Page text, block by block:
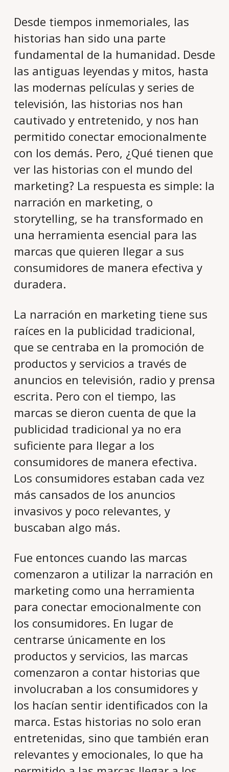
Desde tiempos inmemoriales, las
historias han sido una parte
fundamental de la humanidad. Desde
las antiguas leyendas y mitos, hasta
las modernas películas y series de
televisión, las historias nos han
cautivado y entretenido, y nos han
permitido conectar emocionalmente
con los demás. Pero, ¿Qué tienen que
ver las historias con el mundo del
marketing? La respuesta es simple: la
narración en marketing, o
storytelling, se ha transformado en
una herramienta esencial para las
marcas que quieren llegar a sus
consumidores de manera efectiva y
duradera.
La narración en marketing tiene sus
raíces en la publicidad tradicional,
que se centraba en la promoción de
productos y servicios a través de
anuncios en televisión, radio y prensa
escrita. Pero con el tiempo, las
marcas se dieron cuenta de que la
publicidad tradicional ya no era
suficiente para llegar a los
consumidores de manera efectiva.
Los consumidores estaban cada vez
más cansados de los anuncios
invasivos y poco relevantes, y
buscaban algo más.
Fue entonces cuando las marcas
comenzaron a utilizar la narración en
marketing como una herramienta
para conectar emocionalmente con
los consumidores. En lugar de
centrarse únicamente en los
productos y servicios, las marcas
comenzaron a contar historias que
involucraban a los consumidores y
los hacían sentir identificados con la
marca. Estas historias no solo eran
entretenidas, sino que también eran
relevantes y emocionales, lo que ha